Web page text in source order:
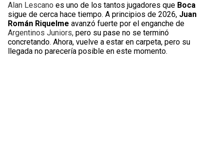
Alan Lescano es uno de los tantos jugadores que Boca
sigue de cerca hace tiempo. A principios de 2026, Juan
Román Riquelme avanzó fuerte por el enganche de
Argentinos Juniors, pero su pase no se terminó
concretando. Ahora, vuelve a estar en carpeta, pero su
llegada no parecería posible en este momento.